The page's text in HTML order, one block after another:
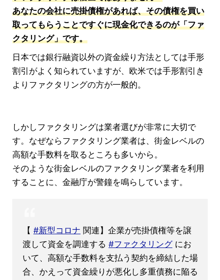
あなたの会社に売掛債権があれば、その債権を買い
取ってもらうことですぐに現金化できるのが「ファ
クタリング」です。
日本では銀行融資以外の資金繰り方法としては手形
割引がよく知られていますが、欧米では手形割引き
よりファクタリングの方が一般的。
しかしファクタリングは業者選びが非常に大切で
す。なぜならファクタリング業者は、街金レベルの
高額な手数料を取るところも多いから。
そのような街金レベルのファクタリング業者を利用
することに、金融庁が警鐘を鳴らしています。
【 #新型コロナ 関連】企業が売掛債権等を譲
渡して資金を調達する #ファクタリングにお
いて、高額な手数料を支払う契約を締結した場
合、かえって資金繰りが悪化し多重債務に陥る